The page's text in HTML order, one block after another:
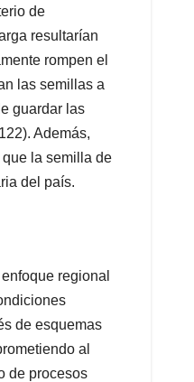
de
resultarían
rompen el
las semillas a
guardar las
Además,
la semilla de
del país.
regional
de esquemas
al
de procesos